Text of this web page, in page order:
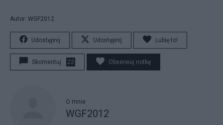
Autor: WGF2012
Udostępnij Udostępnij Lubię to!
Skomentuj 22 Obserwuj notkę
O mnie
WGF2012